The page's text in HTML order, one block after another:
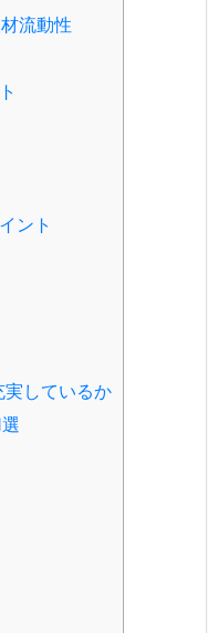
流動性
ント
しているか